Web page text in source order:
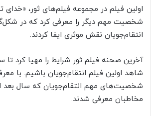
اولین فیلم در مجموعه فیلم‌های ثور، «خدای
شخصیت مهم دیگر را معرفی کرد که در
انتقام‌جویان نقش موثری ایفا کردند.
شاهد اولین فیلم انتقام‌جویان باشیم. با
شخصیت‌های مهم انتقام‌جویان که سال بعد
مخاطبان معرفی شدند.